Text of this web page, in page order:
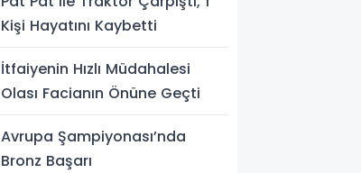
Kişi Hayatını Kaybetti
İtfaiyenin Hızlı Müdahalesi
Olası Facianın Önüne Geçti
Avrupa Şampiyonası’nda
Bronz Başarı